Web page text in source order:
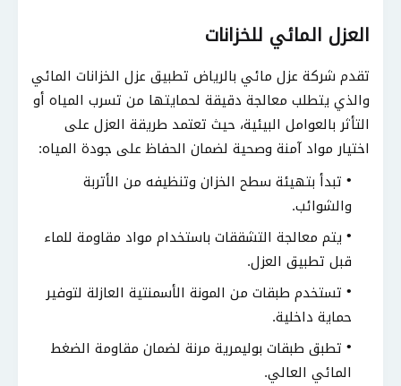
العزل المائي للخزانات
تقدم شركة عزل مائي بالرياض تطبيق عزل الخزانات المائي
والذي يتطلب معالجة دقيقة لحمايتها من تسرب المياه أو
التأثر بالعوامل البيئية، حيث تعتمد طريقة العزل على
اختيار مواد آمنة وصحية لضمان الحفاظ على جودة المياه:
تبدأ بتهيئة سطح الخزان وتنظيفه من الأتربة
والشوائب.
يتم معالجة التشققات باستخدام مواد مقاومة للماء
قبل تطبيق العزل.
تستخدم طبقات من المونة الأسمنتية العازلة لتوفير
حماية داخلية.
تطبق طبقات بوليمرية مرنة لضمان مقاومة الضغط
المائي العالي.